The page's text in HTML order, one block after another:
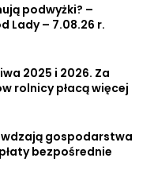
podwyżki? –
Lady – 7.08.26 r.
2025 i 2026. Za
rolnicy płacą więcej
gospodarstwa
bezpośrednie